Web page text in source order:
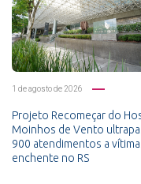
1 de agosto de 2026
Projeto Recomeçar do
Moinhos de Vento
900 atendimentos a
enchente no RS